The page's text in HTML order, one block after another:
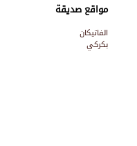
مواقع صديقة
الفاتيكان
بكركي